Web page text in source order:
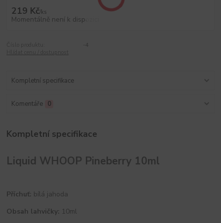
219 Kč/ks
Momentálně není k dispozici
Kompletní specifikace
Komentáře 0
Kompletní specifikace
Liquid WHOOP Pineberry 10ml
Příchuť: bílá jahoda
Obsah lahvičky: 10ml